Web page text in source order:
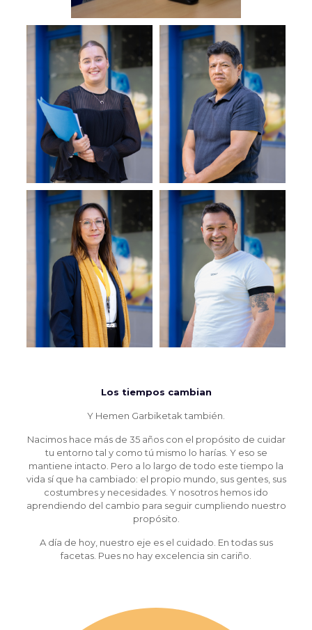
Los tiempos cambian
Y Hemen Garbiketak también.
Nacimos hace más de 35 años con el propósito de cuidar
tu entorno tal y como tú mismo lo harías. Y eso se
mantiene intacto. Pero a lo largo de todo este tiempo la
vida sí que ha cambiado: el propio mundo, sus gentes, sus
costumbres y necesidades. Y nosotros hemos ido
aprendiendo del cambio para seguir cumpliendo nuestro
propósito.
A día de hoy, nuestro eje es el cuidado. En todas sus
facetas. Pues no hay excelencia sin cariño.